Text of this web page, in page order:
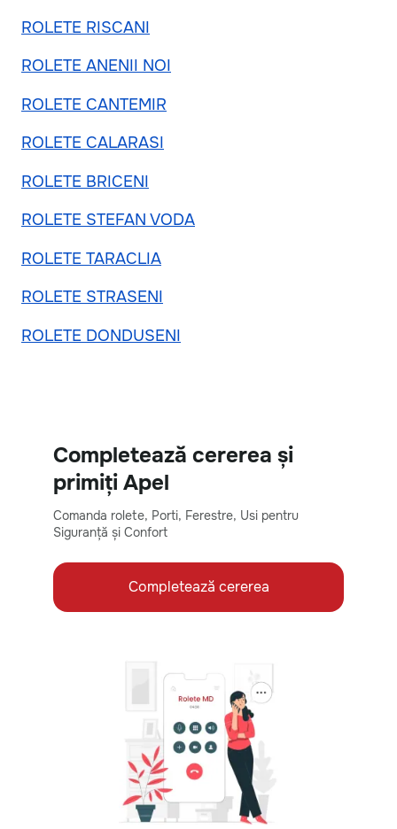
ROLETE RISCANI
ROLETE ANENII NOI
ROLETE CANTEMIR
ROLETE CALARASI
ROLETE BRICENI
ROLETE STEFAN VODA
ROLETE TARACLIA
ROLETE STRASENI
ROLETE DONDUSENI
Completează cererea și
primiți Apel
Comanda rolete, Porti, Ferestre, Usi pentru
Siguranță și Confort
Completează cererea